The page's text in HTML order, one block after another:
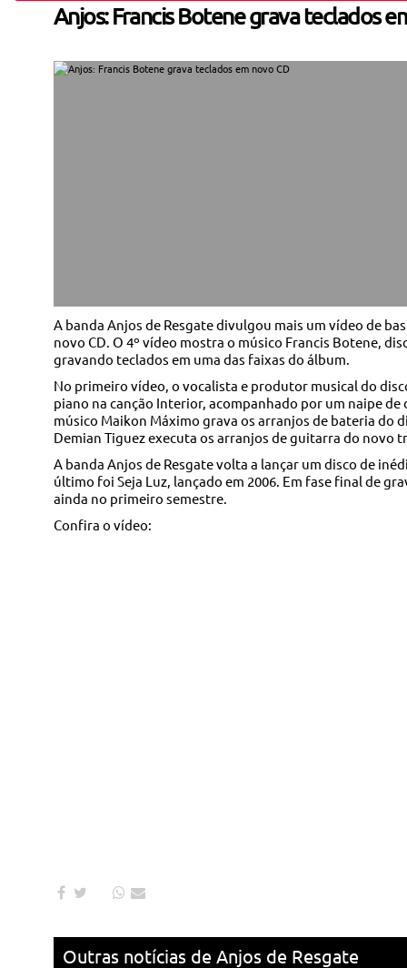
Anjos: Francis Botene grava teclados
A banda Anjos de Resgate divulgou mais um vídeo de
novo CD. O 4º vídeo mostra o músico Francis Botene,
gravando teclados em uma das faixas do álbum.
No primeiro vídeo, o vocalista e produtor musical do
piano na canção Interior, acompanhado por um naipe de
músico Maikon Máximo grava os arranjos de bateria do
Demian Tiguez executa os arranjos de guitarra do novo
A banda Anjos de Resgate volta a lançar um disco de
último foi Seja Luz, lançado em 2006. Em fase final de
ainda no primeiro semestre.
Confira o vídeo:
Outras notícias de Anjos de Resgate